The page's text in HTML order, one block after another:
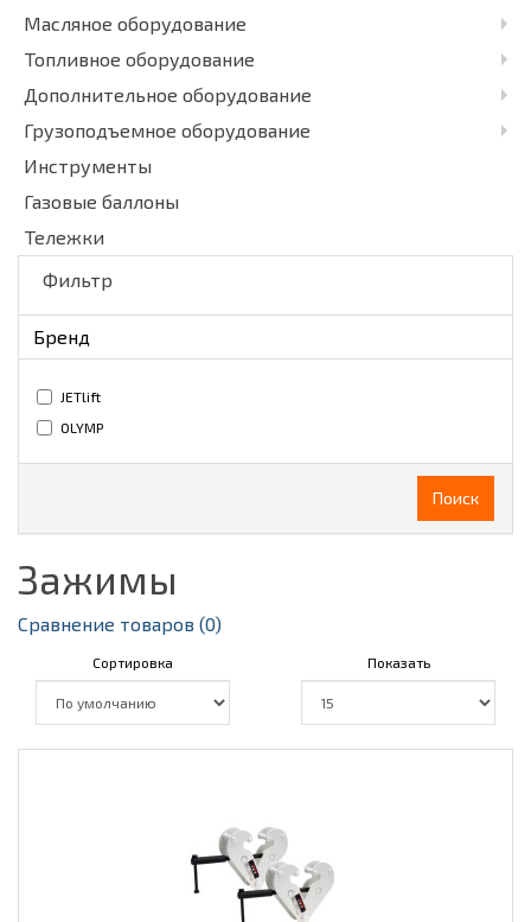
Масляное оборудование
Топливное оборудование
Дополнительное оборудование
Грузоподъемное оборудование
Инструменты
Газовые баллоны
Тележки
Фильтр
Бренд
JETlift
OLYMP
Поиск
Зажимы
Сравнение товаров (0)
Сортировка Показать